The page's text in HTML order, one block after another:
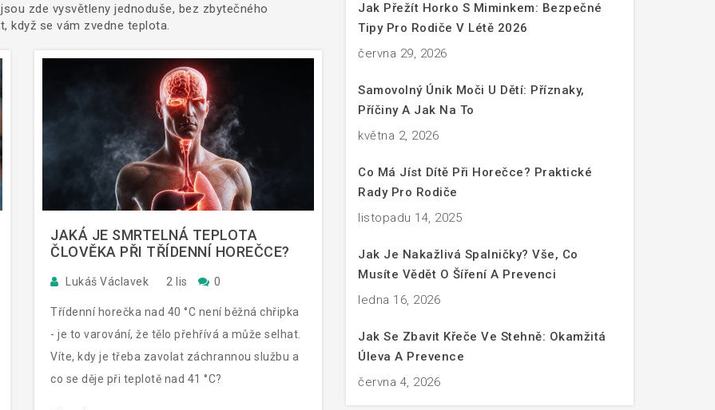
zde vysvětleny jednoduše, bez zbytečného
když se vám zvedne teplota.
JAKÁ JE SMRTELNÁ TEPLOTA
ČLOVĚKA PŘI TŘÍDENNÍ HOREČCE?
Lukáš Václavek 2 lis 0
Třídenní horečka nad 40 °C není běžná chřipka
- je to varování, že tělo přehřívá a může selhat.
Víte, kdy je třeba zavolat záchrannou službu a
co se děje při teplotě nad 41 °C?
Jak Přežít Horko S Miminkem: Bezpečné
Tipy Pro Rodiče V Létě 2026
června 29, 2026
Samovolný Únik Moči U Dětí: Příznaky,
Příčiny A Jak Na To
května 2, 2026
Co Má Jíst Dítě Při Horečce? Praktické
Rady Pro Rodiče
listopadu 14, 2025
Jak Je Nakažlivá Spalničky? Vše, Co
Musíte Vědět O Šíření A Prevenci
ledna 16, 2026
Jak Se Zbavit Křeče Ve Stehně: Okamžitá
Úleva A Prevence
června 4, 2026